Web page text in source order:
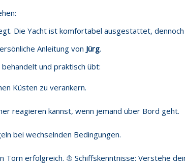
Die Yacht ist komfortabel ausgestattet,
Anleitung von Jürg.
und praktisch übt:
Küsten zu verankern.
reagieren kannst, wenn jemand über Bord geht.
bei wechselnden Bedingungen.
erfolgreich. ⛵️ Schiffskenntnisse: Verstehe